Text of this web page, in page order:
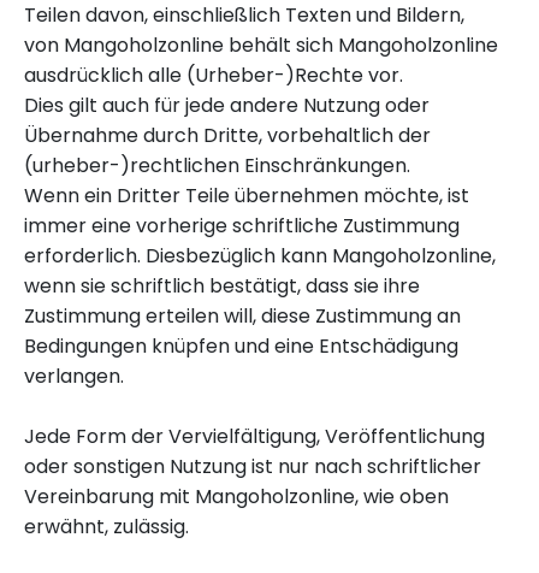
Teilen davon, einschließlich Texten und Bildern,
von Mangoholzonline behält sich Mangoholzonline
ausdrücklich alle (Urheber-)Rechte vor.
Dies gilt auch für jede andere Nutzung oder
Übernahme durch Dritte, vorbehaltlich der
(urheber-)rechtlichen Einschränkungen.
Wenn ein Dritter Teile übernehmen möchte, ist
immer eine vorherige schriftliche Zustimmung
erforderlich. Diesbezüglich kann Mangoholzonline,
wenn sie schriftlich bestätigt, dass sie ihre
Zustimmung erteilen will, diese Zustimmung an
Bedingungen knüpfen und eine Entschädigung
verlangen.
Jede Form der Vervielfältigung, Veröffentlichung
oder sonstigen Nutzung ist nur nach schriftlicher
Vereinbarung mit Mangoholzonline, wie oben
erwähnt, zulässig.